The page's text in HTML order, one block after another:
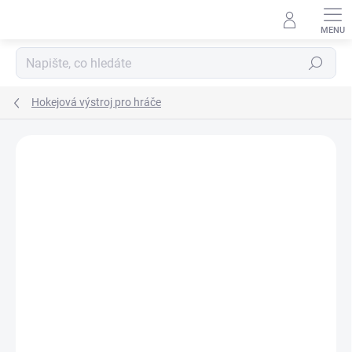
Hledat
Hokejová výstroj pro hráče